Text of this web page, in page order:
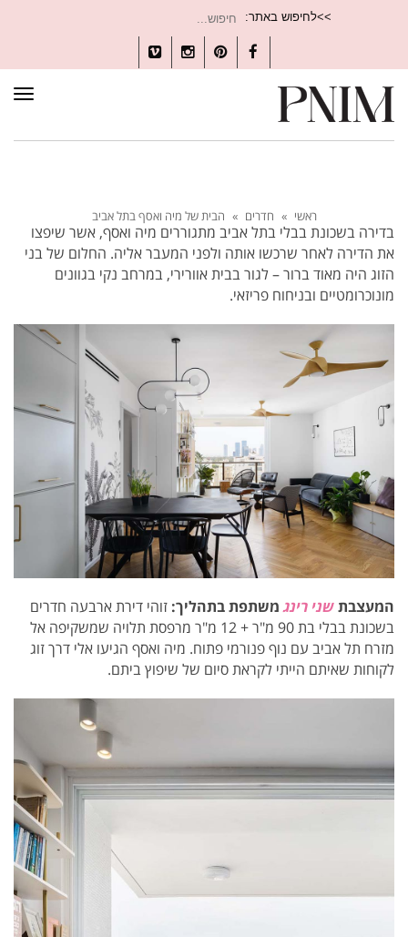
>>לחיפוש באתר:
עבור:
Facebook
Pinterest
Instagram
Vimeo
ראשי » חדרים » הבית של מיה ואסף בתל אביב
בדירה בשכונת בבלי בתל אביב מתגוררים מיה ואסף, אשר שיפצו
את הדירה לאחר שרכשו אותה ולפני המעבר אליה. החלום של בני
הזוג היה מאוד ברור – לגור בבית אוורירי, במרחב נקי בגוונים
מונוכרומטיים ובניחוח פריזאי.
המעצבתשני רינגמשתפת בתהליך: זוהי דירת ארבעה חדרים
בשכונת בבלי בת 90 מ"ר + 12 מ"ר מרפסת תלויה שמשקיפה אל
מזרח תל אביב עם נוף פנורמי פתוח. מיה ואסף הגיעו אלי דרך זוג
לקוחות שאיתם הייתי לקראת סיום של שיפוץ ביתם.